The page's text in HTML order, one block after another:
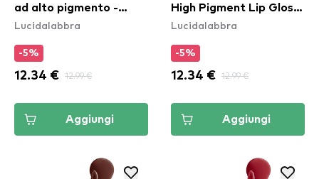
ad alto pigmento -
Duck Plump High
Pick Me Pink (DPLL11)
Lucidalabbra
-5%
12.34 € 12.99 €
Aggiungi
High Pigment Lip Gloss
- Twice The Spice
Lucidalabbra
-5%
12.34 € 12.99 €
Aggiungi